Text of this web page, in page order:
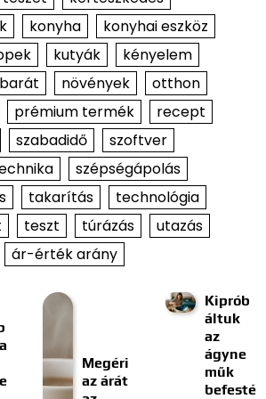
konyha
konyhai eszköz
kutyák
kényelem
növények
otthon
prémium termék
recept
szabadidő
szoftver
szépségápolás
takarítás
technológia
teszt túrázás
utazás
ár-érték arány
Megéri
az árát
Kiprób
áltuk
az
ágyne
műk
befesté